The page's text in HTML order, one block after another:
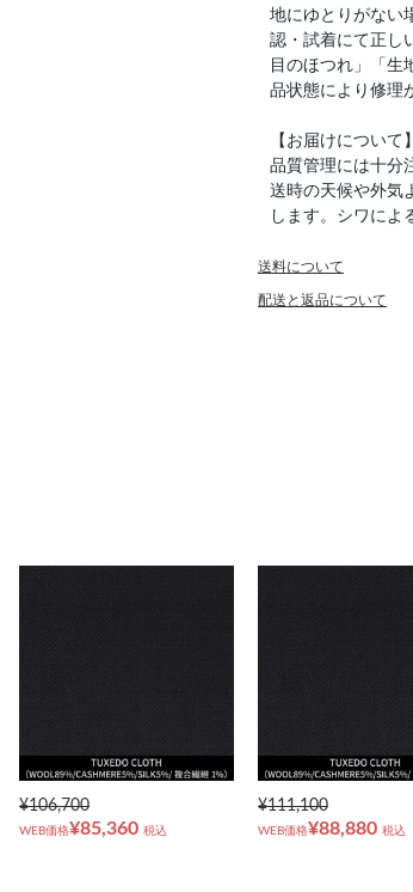
地にゆとりがない
認・試着にて正し
目のほつれ」「生
品状態により修理
【お届けについて】
品質管理には十分
送時の天候や外気
します。シワによ
送料について
配送と返品について
¥106,700
WEB価格¥85,360 税込
¥111,100
WEB価格¥88,880 税込